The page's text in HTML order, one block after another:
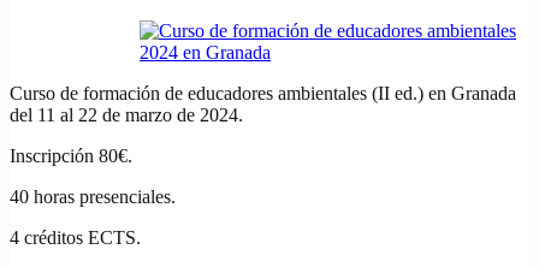
Curso de formación de educadores ambientales (II ed.) en Granada
del 11 al 22 de marzo de 2024.
Inscripción 80€.
40 horas presenciales.
4 créditos ECTS.